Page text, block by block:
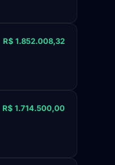
R$ 1.852.008,32
R$ 1.714.500,00